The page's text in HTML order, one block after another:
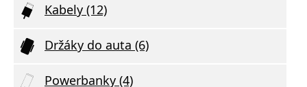
Kabely (12)
Držáky do auta (6)
Powerbanky (4)